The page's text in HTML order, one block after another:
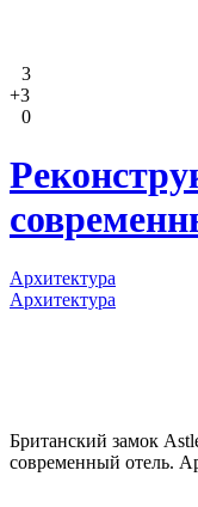
3
+3
0
Архитектура
Архитектура
Британский замок
современный отель.